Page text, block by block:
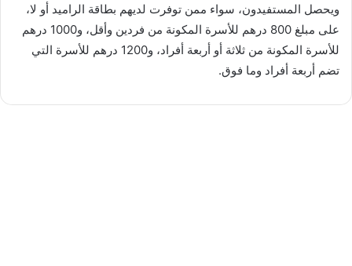
ويحصل المستفيدون، سواء ممن توفرت لديهم بطاقة الراميد أو لا،
على مبلغ 800 درهم للأسرة المكونة من فردين وأقل، و1000 درهم
للأسرة المكونة من ثلاثة أو أربعة أفراد، و1200 درهم للأسرة التي
تضم أربعة أفراد وما فوق.